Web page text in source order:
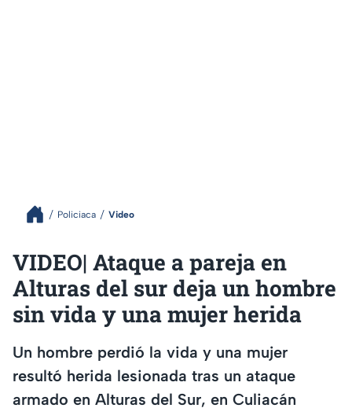
Policiaca Video
VIDEO| Ataque a pareja en
Alturas del sur deja un hombre
sin vida y una mujer herida
Un hombre perdió la vida y una mujer
resultó herida lesionada tras un ataque
armado en Alturas del Sur, en Culiacán